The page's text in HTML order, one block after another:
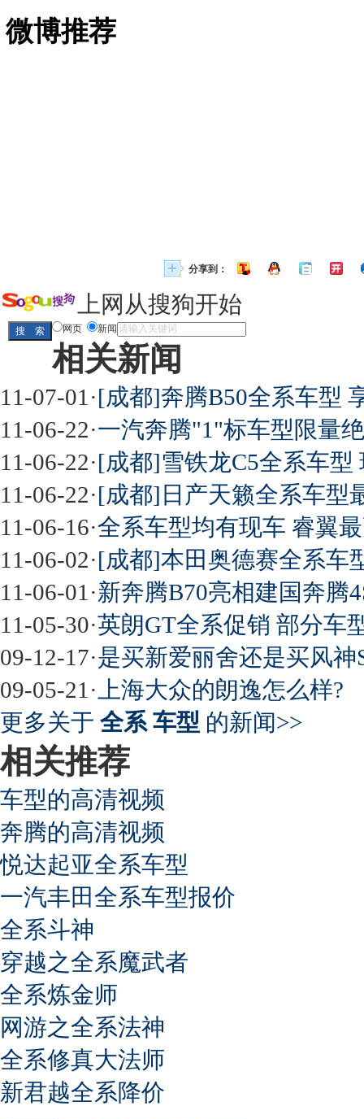
微博推荐
分享到：
上网从搜狗开始
网页 新闻
相关新闻
11-07-01 ·[成都]奔腾B50全系车型
11-06-22·一汽奔腾"1"标车型限量
11-06-22·[成都]雪铁龙C5全系车型
11-06-22·[成都]日产天籁全系车型
11-06-16·全系车型均有现车 睿翼
11-06-02·[成都]本田奥德赛全系车
11-06-01 ·新奔腾B70亮相建国奔腾
11-05-30·英朗GT全系促销 部分车
09-12-17·是买新爱丽舍还是买风神
09-05-21 · 上海大众的朗逸怎么样?
更多关于 全系 车型 的新闻>>
相关推荐
车型的高清视频
奔腾的高清视频
悦达起亚全系车型
一汽丰田全系车型报价
全系斗神
穿越之全系魔武者
全系炼金师
网游之全系法神
全系修真大法师
新君越全系降价